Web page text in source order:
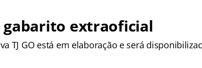
gabarito extraoficial
TJ GO está em elaboração e será